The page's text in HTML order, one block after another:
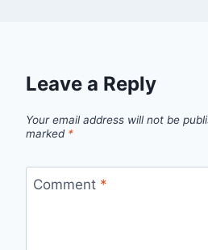
Leave a Reply
Your email address will not be
marked *
Comment *